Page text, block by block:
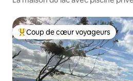
Coup de cœur voyageurs parmi
Coup de cœur voyageurs